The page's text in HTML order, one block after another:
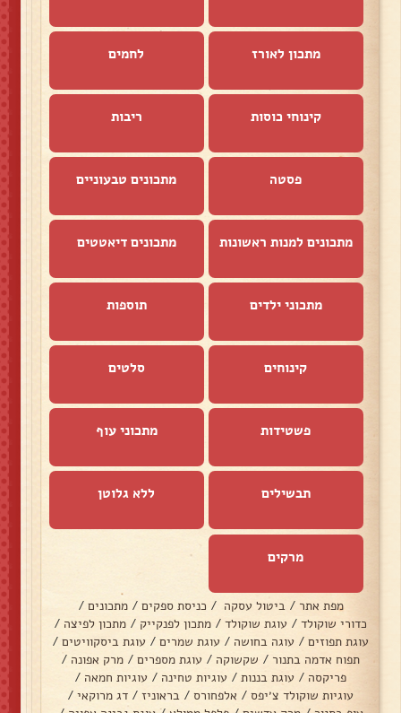
מתכון לאורז לחמים
קינוחי כוסות ריבות
פסטה מתכונים טבעוניים
מתכונים למנות ראשונות מתכונים דיאטטים
מתכוני ילדים תוספות
קינוחים סלטים
פשטידות מתכוני עוף
תבשילים ללא גלוטן
מרקים
מפת אתר / ביטול עסקה / כניסת ספקים / מתכונים /
כדורי שוקולד / עוגת שוקולד / מתכון לפנקייק / מתכון לפיצה /
עוגת תפוזים / עוגה בחושה / עוגת שמרים / עוגת ביסקוויטים /
תפוח אדמה בתנור / שקשוקה / עוגת מספרים / מרק אפונה /
פריקסה / עוגת בננות / עוגיות טחינה / עוגיות חמאה /
עוגיות שוקולד צ׳יפס / אלפחורס / בראוניז / דג מרוקאי /